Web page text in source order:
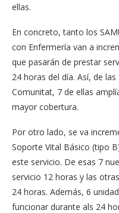
ellas.
En concreto, tanto los
con Enfermería van a
que pasarán de prestar
24 horas del día. Así, de
Comunitat, 7 de ellas
mayor cobertura.
Por otro lado, se va
Soporte Vital Básico (tipo
este servicio. De esas 7
servicio 12 horas y las
24 horas. Además, 6
funcionar durante als 24